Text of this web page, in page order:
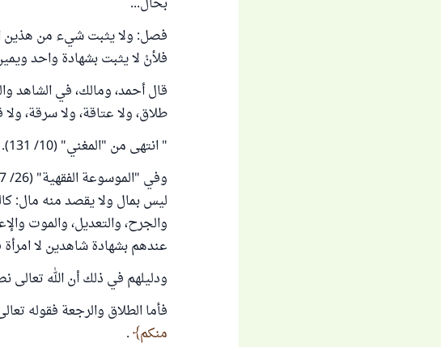
فصل: ولا يثبت شيء من هذين
فلأنْ لا يثبت بشهادة واحد
قال أحمد، ومالك، في الشاهد
طلاق، ولا عتاقة، ولا سرقة،
" انتهى من "المغني" (10/ 131).
ليس بمال ولا يقصد منه مال:
والجرح، والتعديل، والموت
عندهم بشهادة شاهدين لا امرأة
ودليلهم في ذلك أن الله
فأما الطلاق والرجعة فقوله
منكم .